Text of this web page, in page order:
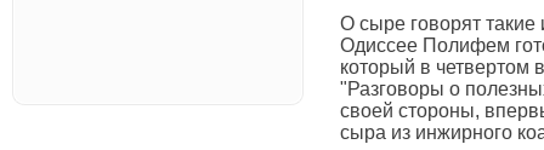
О сыре говорят такие
Одиссее Полифем
который в четвертом
"Разговоры о
своей стороны,
сыра из инжирного